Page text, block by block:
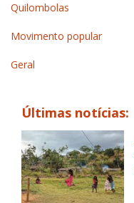
Quilombolas
Movimento popular
Geral
Últimas notícias: